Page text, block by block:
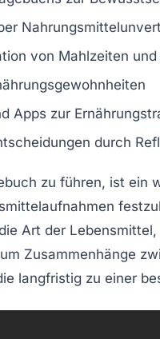
von Mahlzeiten
Apps zur
durch
zu führen, ist ein
Art der Lebensmittel
Zusammenhänge
langfristig zu einer